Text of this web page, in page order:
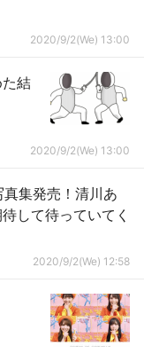
2020/9/2(We) 13:00
結
2020/9/2(We) 13:00
真集発売！清川あ
して待っていてく
2020/9/2(We) 12:58